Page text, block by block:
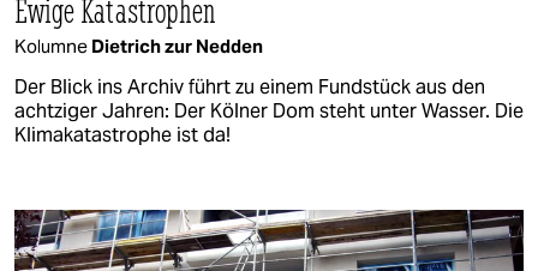
Ewige Katastrophen
Kolumne Dietrich zur Nedden
Der Blick ins Archiv führt zu einem Fundstück aus den
achtziger Jahren: Der Kölner Dom steht unter Wasser. Die
Klimakatastrophe ist da!